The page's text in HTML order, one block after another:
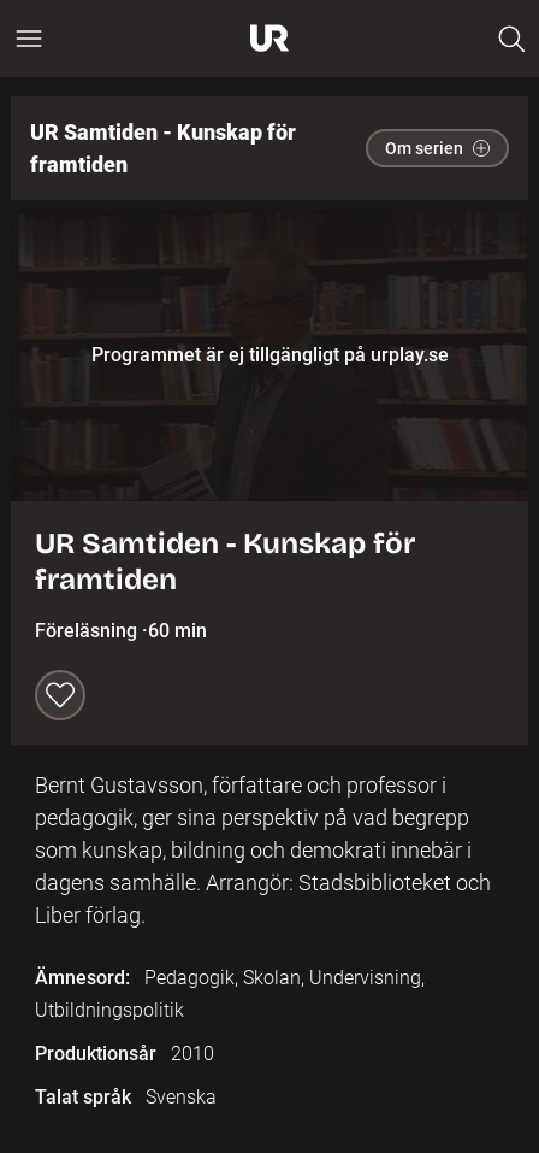
UR Samtiden - Kunskap för
framtiden
Om serien
Programmet är ej tillgängligt på urplay.se
UR Samtiden - Kunskap för
framtiden
Föreläsning ·60 min
Bernt Gustavsson, författare och professor i
pedagogik, ger sina perspektiv på vad begrepp
som kunskap, bildning och demokrati innebär i
dagens samhälle. Arrangör: Stadsbiblioteket och
Liber förlag.
Ämnesord:
Pedagogik, Skolan, Undervisning,
Utbildningspolitik
Produktionsår
2010
Talat språk
Svenska